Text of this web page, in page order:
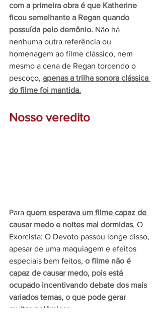
com a primeira obra é que Katherine
ficou semelhante a Regan quando
possuída pelo demônio. Não há
nenhuma outra referência ou
homenagem ao filme clássico, nem
mesmo a cena de Regan torcendo o
pescoço, apenas a trilha sonora clássica
do filme foi mantida.
Nosso veredito
Para quem esperava um filme capaz de
causar medo e noites mal dormidas, O
Exorcista: O Devoto passou longe disso,
apesar de uma maquiagem e efeitos
especiais bem feitos, o filme não é
capaz de causar medo, pois está
ocupado incentivando debate dos mais
variados temas, o que pode gerar
muitas polêmicas.